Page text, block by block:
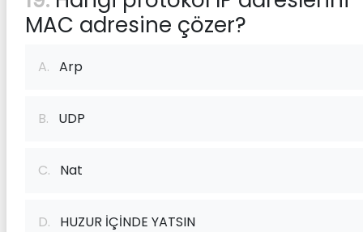
MAC adresine çözer?
A. Arp
B. UDP
C. Nat
D. HUZUR İÇİNDE YATSIN